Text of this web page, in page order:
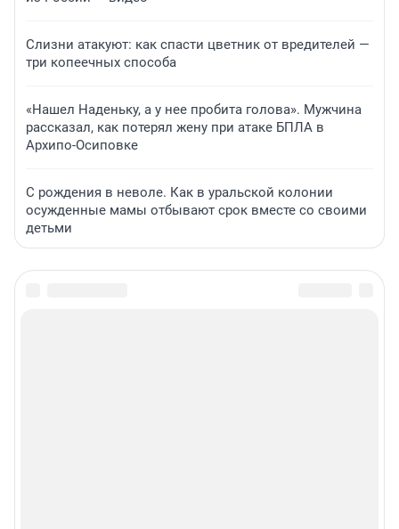
Слизни атакуют: как спасти цветник от вредителей —
три копеечных способа
«Нашел Наденьку, а у нее пробита голова». Мужчина
рассказал, как потерял жену при атаке БПЛА в
Архипо-Осиповке
С рождения в неволе. Как в уральской колонии
осужденные мамы отбывают срок вместе со своими
детьми